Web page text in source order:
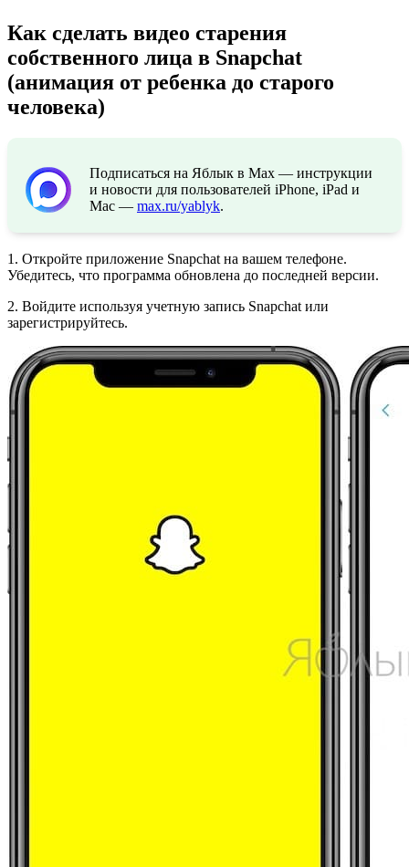
Как сделать видео старения
собственного лица в Snapchat
(анимация от ребенка до старого
человека)
Подписаться на Яблык в Max — инструкции
и новости для пользователей iPhone, iPad и
Mac — max.ru/yablyk.
1. Откройте приложение Snapchat на вашем телефоне.
Убедитесь, что программа обновлена до последней версии.
2. Войдите используя учетную запись Snapchat или
зарегистрируйтесь.